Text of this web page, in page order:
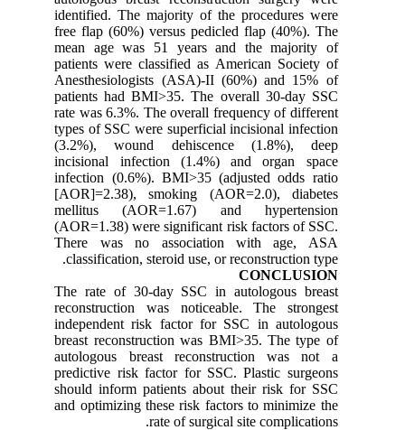
identified. The majority of the procedures were
free flap (60%) versus pedicled flap (40%). The
mean age was 51 years and the majority of
patients were classified as American Society of
Anesthesiologists (ASA)-II (60%) and 15% of
patients had BMI>35. The overall 30-day SSC
rate was 6.3%. The overall frequency of different
types of SSC were superficial incisional infection
(3.2%), wound dehiscence (1.8%), deep
incisional infection (1.4%) and organ space
infection (0.6%). BMI>35 (adjusted odds ratio
[AOR]=2.38), smoking (AOR=2.0), diabetes
mellitus (AOR=1.67) and hypertension
(AOR=1.38) were significant risk factors of SSC.
There was no association with age, ASA
classification, steroid use, or reconstruction type.
CONCLUSION
The rate of 30-day SSC in autologous breast
reconstruction was noticeable. The strongest
independent risk factor for SSC in autologous
breast reconstruction was BMI>35. The type of
autologous breast reconstruction was not a
predictive risk factor for SSC. Plastic surgeons
should inform patients about their risk for SSC
and optimizing these risk factors to minimize the
rate of surgical site complications.